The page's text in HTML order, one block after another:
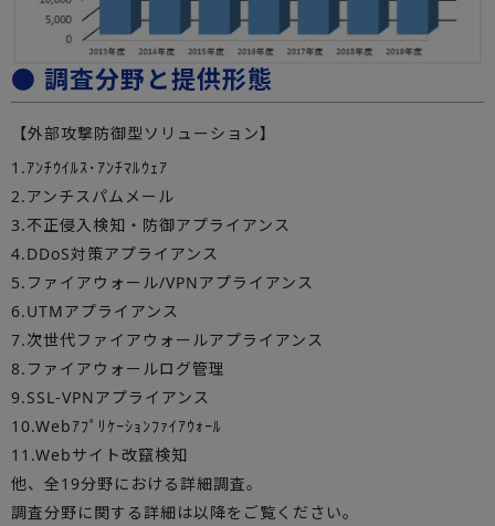
● 調査分野と提供形態
【外部攻撃防御型ソリューション】
1.ｱﾝﾁｳｲﾙｽ･ｱﾝﾁﾏﾙｳｪｱ
2.アンチスパムメール
3.不正侵入検知・防御アプライアンス
4.DDoS対策アプライアンス
5.ファイアウォール/VPNアプライアンス
6.UTMアプライアンス
7.次世代ファイアウォールアプライアンス
8.ファイアウォールログ管理
9.SSL-VPNアプライアンス
10.Webｱﾌﾟﾘｹｰｼｮﾝﾌｧｲｱｳｫｰﾙ
11.Webサイト改竄検知
他、全19分野における詳細調査。
調査分野に関する詳細は以降をご覧ください。